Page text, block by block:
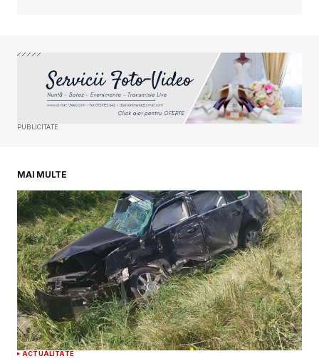
Your E-mail*
SUBMIT COMMENT
PUBLICITATE
MAI MULTE
ACTUALITATE